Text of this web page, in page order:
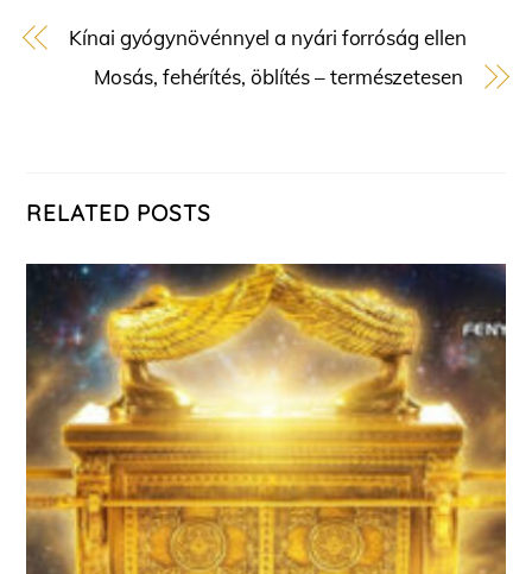
Kínai gyógynövénnyel a nyári forróság ellen
Mosás, fehérítés, öblítés – természetesen
RELATED POSTS